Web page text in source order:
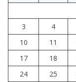
3
4
10
11
17
18
24
25